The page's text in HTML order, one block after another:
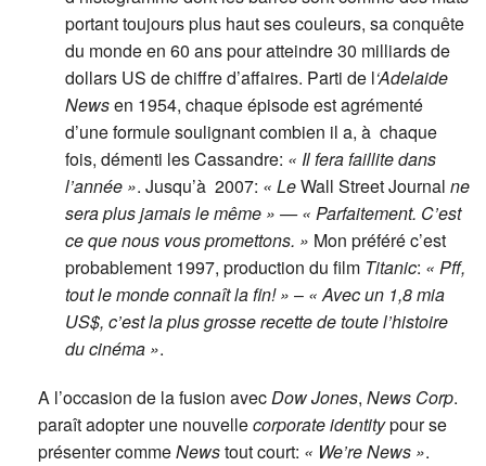
portant toujours plus haut ses couleurs, sa conquête
du monde en 60 ans pour atteindre 30 milliards de
dollars US de chiffre d’affaires. Parti de l‘Adelaide
Newsen 1954, chaque épisode est agrémenté
d’une formule soulignant combien il a, à chaque
fois, démenti les Cassandre: « Il fera faillite dans
l’année ». Jusqu’à 2007: « LeWall Street Journal ne
sera plus jamais le même » — « Parfaitement. C’est
ce que nous vous promettons. » Mon préféré c’est
probablement 1997, production du film Titanic: « Pff,
tout le monde connaît la fin! » – « Avec un 1,8 mia
US$, c’est la plus grosse recette de toute l’histoire
du cinéma ».
A l’occasion de la fusion avecDow Jones, News Corp.
paraît adopter une nouvellecorporate identitypour se
présenter commeNewstout court: « We’re News ».